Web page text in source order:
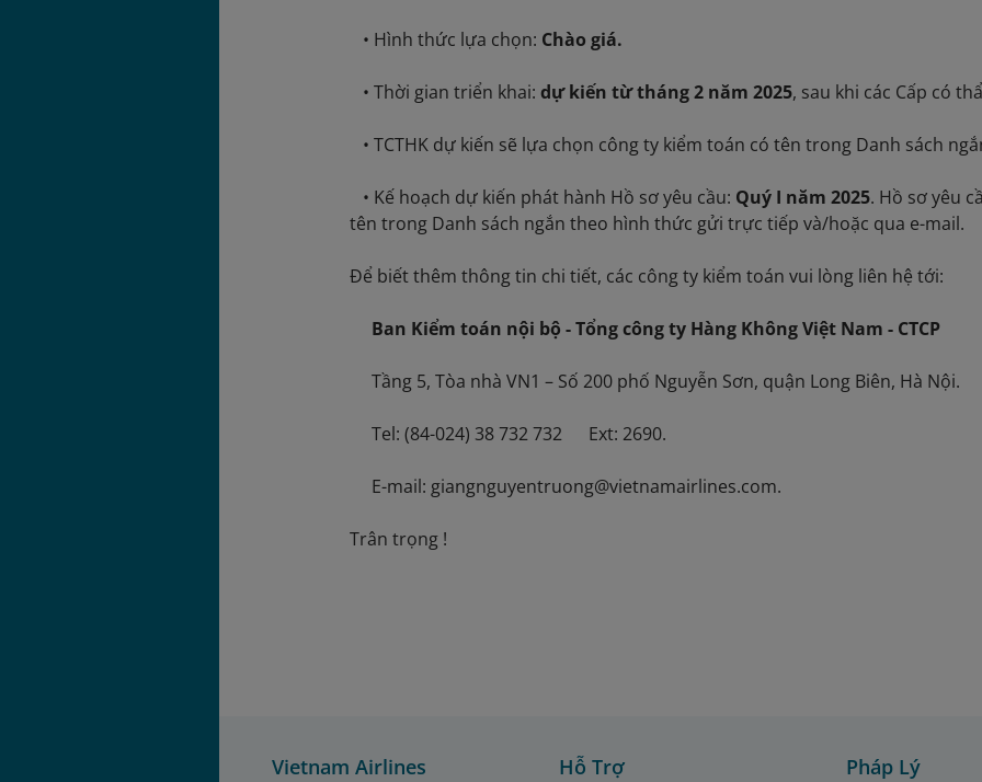
• Hình thức lựa chọn: Chào giá.
• Thời gian triển khai:dự kiến từ tháng 2 năm 2025, sau khi các Cấp có
• TCTHK dự kiến sẽ lựa chọn công ty kiểm toán có tên trong Danh sách
• Kế hoạch dự kiến phát hành Hồ sơ yêu cầu: Quý I năm 2025. Hồ sơ yêu
tên trong Danh sách ngắn theo hình thức gửi trực tiếp và/hoặc qua e-mail.
Để biết thêm thông tin chi tiết, các công ty kiểm toán vui lòng liên hệ tới:
Ban Kiểm toán nội bộ - Tổng công ty Hàng Không Việt Nam - CTCP
Tầng 5, Tòa nhà VN1 – Số 200 phố Nguyễn Sơn, quận Long Biên, Hà Nội.
Tel: (84-024) 38 732 732 Ext: 2690.
E-mail: giangnguyentruong@vietnamairlines.com.
Trân trọng !
Vietnam Airlines Hỗ Trợ Pháp Lý